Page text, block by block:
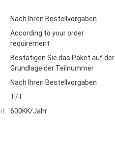
Nach Ihren Bestellvorgaben
According to your order
requirement
Bestätigen Sie das Paket auf der
Grundlage der Teilnummer
Nach Ihren Bestellvorgaben
T/T
600KK/Jahr